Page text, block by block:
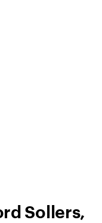
Sollers,